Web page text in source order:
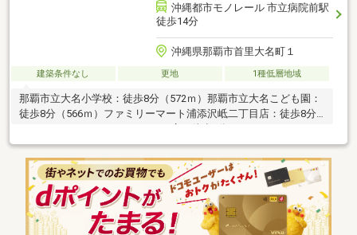
沖縄都市モノレール 市立病院前駅
徒歩14分
沖縄県那覇市首里大名町１
建築条件なし 更地 1種低層地域
那覇市立大名小学校：徒歩8分（572ｍ）那覇市立大名こども園：
徒歩8分（566ｍ）ファミリーマート浦添沢岻二丁目店：徒歩8分
経塚シティ：徒歩16分（1219ｍ）首里大名郵便局：徒歩8分（628
ｍ）沖縄銀行経塚支店：徒歩9分（652ｍ）那覇市立病院：徒歩17
分（1340ｍ）◆自己資金0円 諸費用もローンでOK (^^)/◆内覧
のご連絡はお気軽にお問い合わせください♪◆ローンのご相談は
お任せください(^^)/